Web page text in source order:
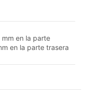
en la parte
en la parte trasera